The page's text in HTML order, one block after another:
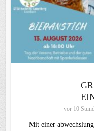
vor 10
Mit einer